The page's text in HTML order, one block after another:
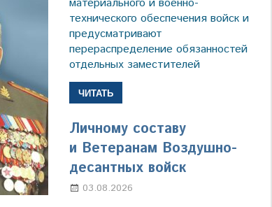
материального и военно-
технического обеспечения войск и
предусматривают
перераспределение обязанностей
отдельных заместителей
ЧИТАТЬ
Личному составу
и Ветеранам Воздушно-
десантных войск
03.08.2026